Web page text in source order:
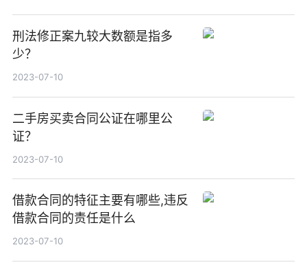
刑法修正案九较大数额是指多
少？
2023-07-10
二手房买卖合同公证在哪里公
证？
2023-07-10
借款合同的特征主要有哪些,违反
借款合同的责任是什么
2023-07-10